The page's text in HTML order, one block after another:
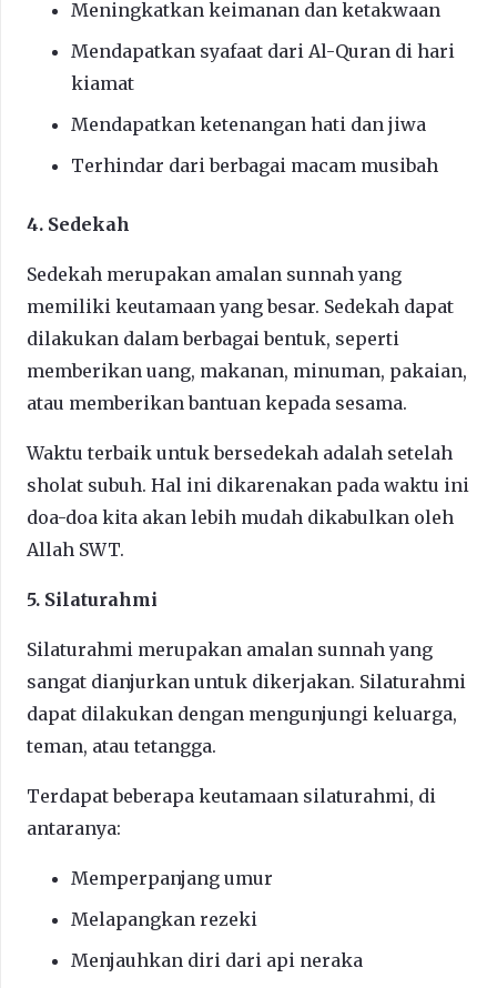
Meningkatkan keimanan dan ketakwaan
Mendapatkan syafaat dari Al-Quran di hari
kiamat
Mendapatkan ketenangan hati dan jiwa
Terhindar dari berbagai macam musibah
4. Sedekah
Sedekah merupakan amalan sunnah yang
memiliki keutamaan yang besar. Sedekah dapat
dilakukan dalam berbagai bentuk, seperti
memberikan uang, makanan, minuman, pakaian,
atau memberikan bantuan kepada sesama.
Waktu terbaik untuk bersedekah adalah setelah
sholat subuh. Hal ini dikarenakan pada waktu ini
doa-doa kita akan lebih mudah dikabulkan oleh
Allah SWT.
5. Silaturahmi
Silaturahmi merupakan amalan sunnah yang
sangat dianjurkan untuk dikerjakan. Silaturahmi
dapat dilakukan dengan mengunjungi keluarga,
teman, atau tetangga.
Terdapat beberapa keutamaan silaturahmi, di
antaranya:
Memperpanjang umur
Melapangkan rezeki
Menjauhkan diri dari api neraka